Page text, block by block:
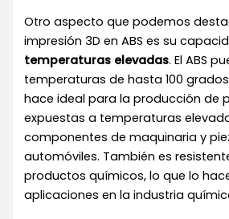
Otro aspecto que podemos
impresión 3D en ABS es su
temperaturas elevadas. El ABS
temperaturas de hasta 100
hace ideal para la producción de
expuestas a temperaturas
componentes de maquinaria y
automóviles. También es
productos químicos, lo que lo
aplicaciones en la industria